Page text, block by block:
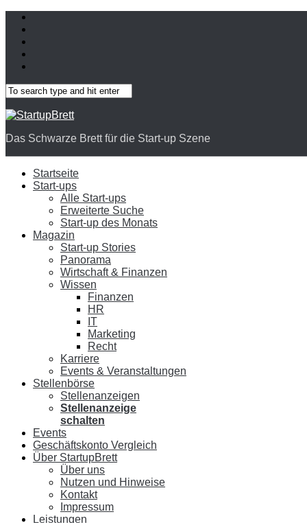
Das Schwarze Brett für die Start-up Szene
Startseite
Start-ups
Alle Start-ups
Erweiterte Suche
Start-up des Monats
Magazin
Start-up Stories
Panorama
Wirtschaft & Finanzen
Wissen
Finanzen
HR
IT
Marketing
Recht
Karriere
Events & Veranstaltungen
Stellenbörse
Stellenanzeigen
Stellenanzeige
schalten
Events
Geschäftskonto Vergleich
Über StartupBrett
Über uns
Nutzen und Hinweise
Kontakt
Impressum
Leistungen